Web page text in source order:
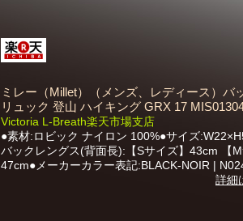
ミレー（Millet）（メンズ、レディース）バ
リュック 登山 ハイキング GRX 17
Victoria L-Breath楽天市場支店
●素材:ロビック ナイロン 100%●サイズ
バックレングス(背面長):【Sサイズ】43cm 【M
47cm●メーカーカラー表記:BLACK-NOIR |
詳細